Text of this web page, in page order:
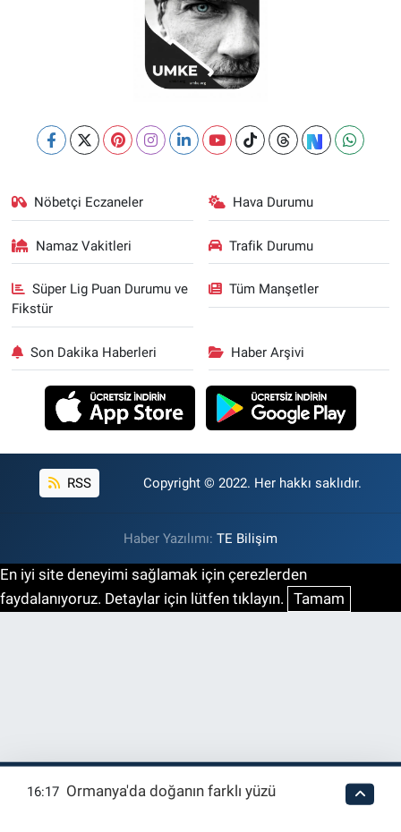
Nöbetçi Eczaneler Hava Durumu
Namaz Vakitleri Trafik Durumu
Süper Lig Puan Durumu ve
Fikstür
Tüm Manşetler
Son Dakika Haberleri Haber Arşivi
RSS Copyright © 2022. Her hakkı saklıdır.
Haber Yazılımı: TE Bilişim
En iyi site deneyimi sağlamak için çerezlerden
faydalanıyoruz. Detaylar için lütfen tıklayın. Tamam
16:17 Ormanya'da doğanın farklı yüzü